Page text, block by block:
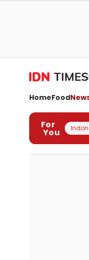
HomeFood
For
You